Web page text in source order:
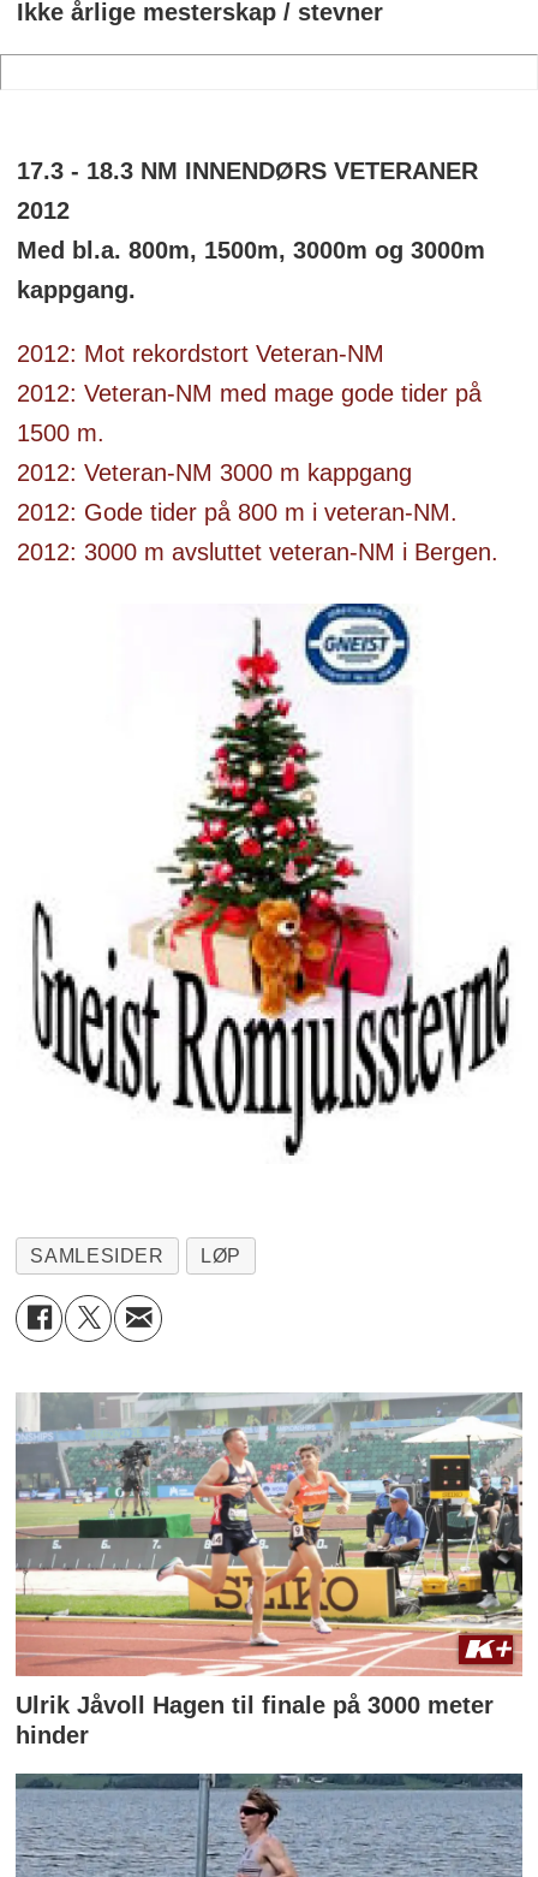
Ikke årlige mesterskap / stevner
17.3 - 18.3 NM INNENDØRS VETERANER
2012
Med bl.a. 800m, 1500m, 3000m og 3000m
kappgang.
2012: Mot rekordstort Veteran-NM
2012: Veteran-NM med mage gode tider på
1500 m.
2012: Veteran-NM 3000 m kappgang
2012: Gode tider på 800 m i veteran-NM.
2012: 3000 m avsluttet veteran-NM i Bergen.
SAMLESIDER LØP
Ulrik Jåvoll Hagen til finale på 3000 meter
hinder